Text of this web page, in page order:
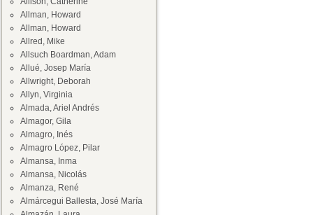
Allman, Howard
Allman, Howard
Allred, Mike
Allsuch Boardman, Adam
Allué, Josep María
Allwright, Deborah
Allyn, Virginia
Almada, Ariel Andrés
Almagor, Gila
Almagro, Inés
Almagro López, Pilar
Almansa, Inma
Almansa, Nicolás
Almanza, René
Almárcegui Ballesta, José María